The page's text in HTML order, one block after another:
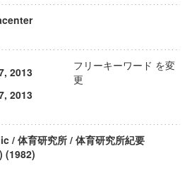
2013
フリーキーワード を変
更
2013
/ 体育研究所 / 体育研究所紀要
(1982)